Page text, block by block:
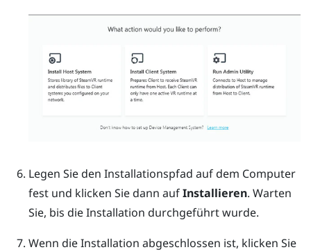
Legen Sie den Installationspfad auf dem Computer
fest und klicken Sie dann aufInstallieren. Warten
Sie, bis die Installation durchgeführt wurde.
Wenn die Installation abgeschlossen ist, klicken Sie